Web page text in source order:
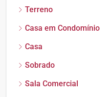
Terreno
Casa em Condomínio
Casa
Sobrado
Sala Comercial